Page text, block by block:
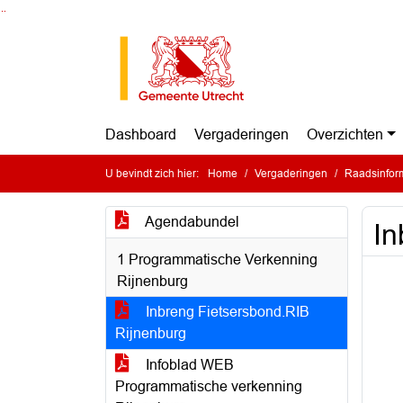
Dashboard Vergaderingen Overzichten
U bevindt zich hier: Home Vergaderingen
Agendabundel
1 Programmatische Verkenning
Rijnenburg
Inbreng Fietsersbond.RIB
Rijnenburg
Infoblad WEB
Programmatische verkenning